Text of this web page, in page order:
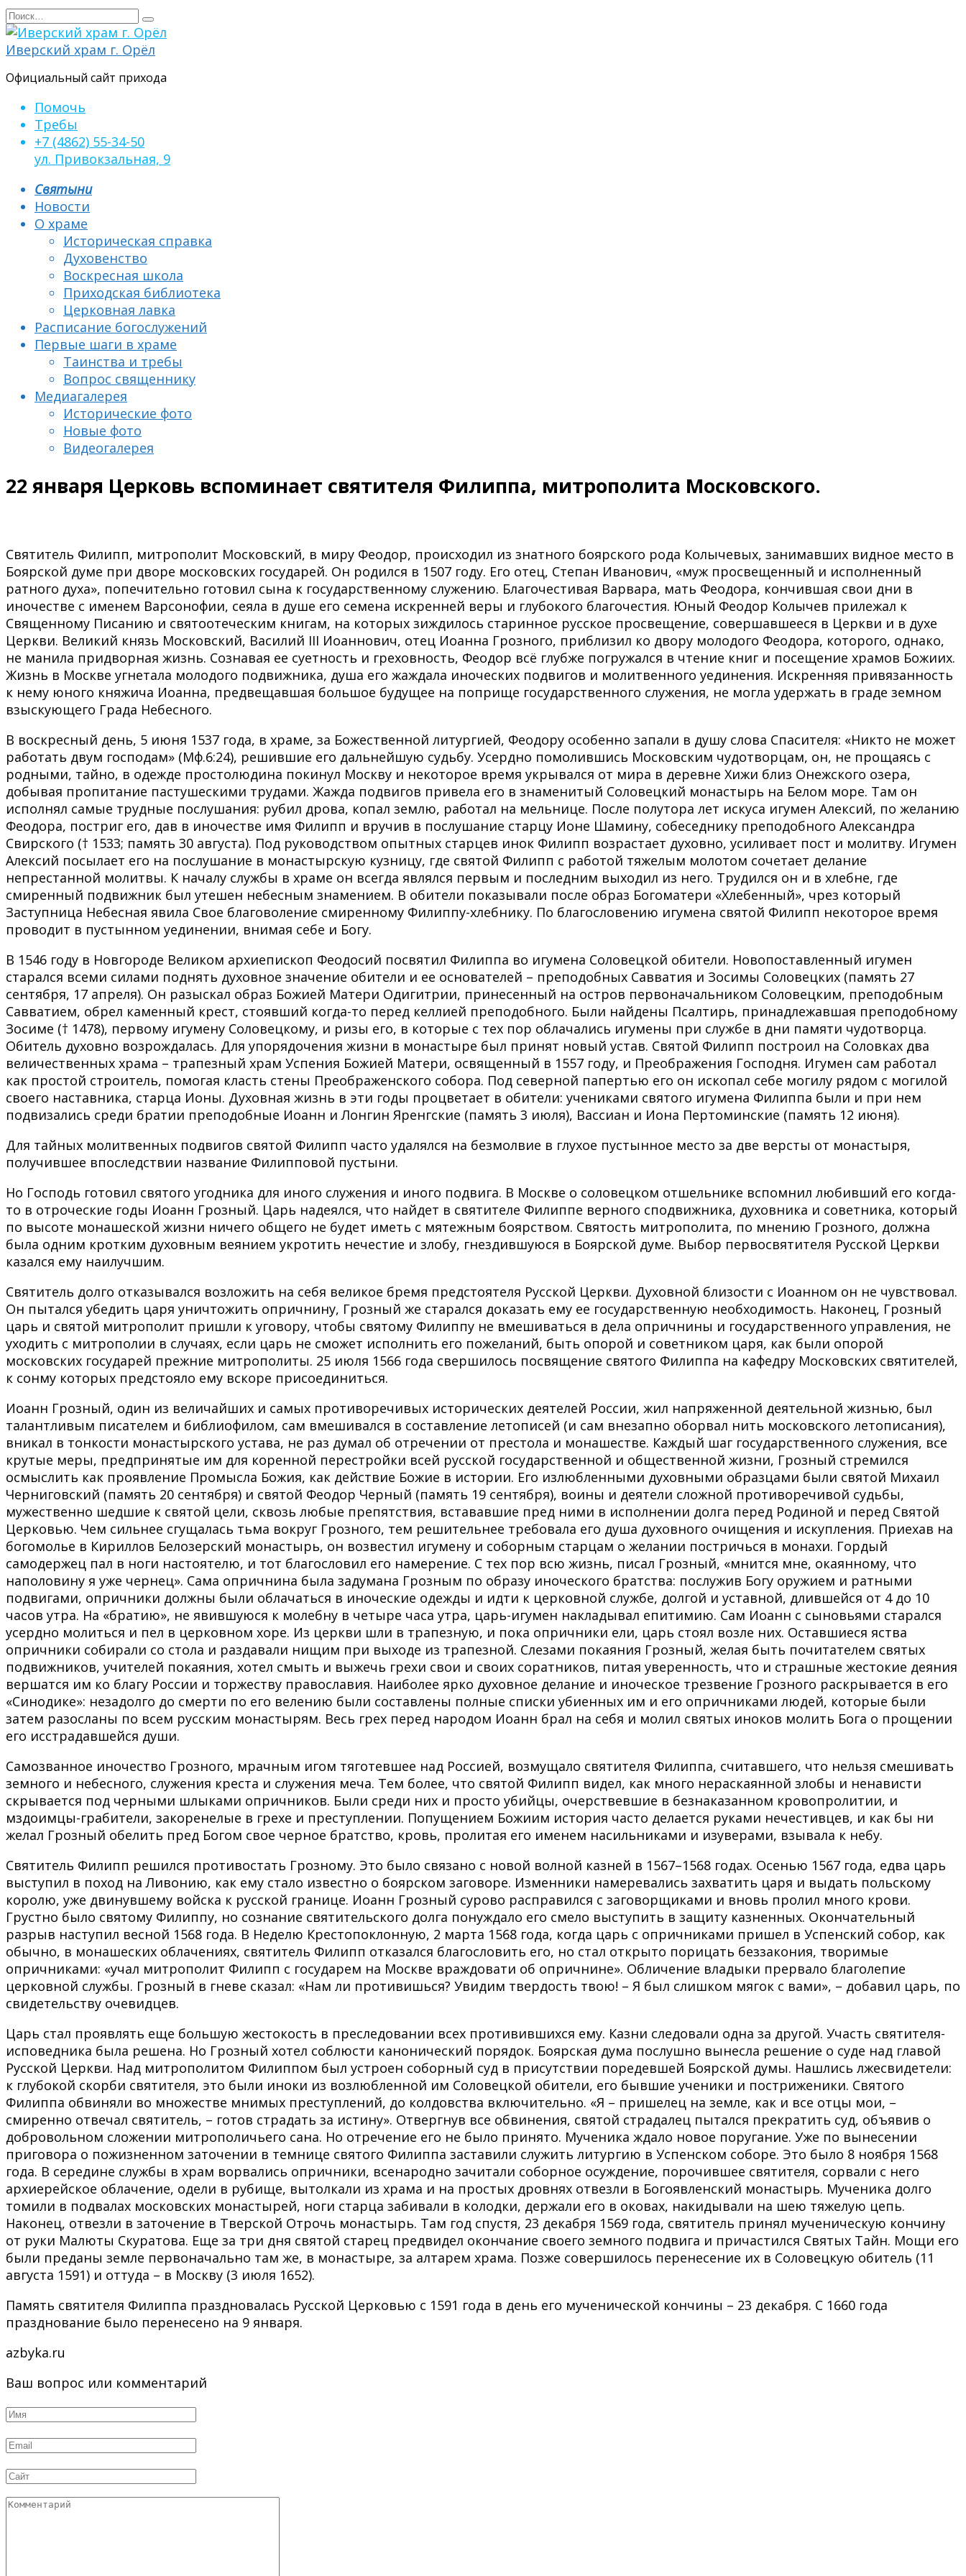
Перейти
к
содержанию
Search
for:
Иверский храм г. Орёл
Официальный сайт прихода
Помочь
Требы
+7 (4862) 55-34-50
ул. Привокзальная, 9
Святыни
Новости
О храме
Историческая справка
Духовенство
Воскресная школа
Приходская библиотека
Церковная лавка
Расписание богослужений
Первые шаги в храме
Таинства и требы
Вопрос священнику
Медиагалерея
Исторические фото
Новые фото
Видеогалерея
22 января Церковь вспоминает святителя Филиппа, митрополита Московского.
Святитель Филипп, митрополит Московский, в миру Феодор, происходил из знатного боярского рода Колычевых, занимавших видное место в
Боярской думе при дворе московских государей. Он родился в 1507 году. Его отец, Степан Иванович, «муж просвещенный и исполненный
ратного духа», попечительно готовил сына к государственному служению. Благочестивая Варвара, мать Феодора, кончившая свои дни в
иночестве с именем Варсонофии, сеяла в душе его семена искренней веры и глубокого благочестия. Юный Феодор Колычев прилежал к
Священному Писанию и святоотеческим книгам, на которых зиждилось старинное русское просвещение, совершавшееся в Церкви и в духе
Церкви. Великий князь Московский, Василий III Иоаннович, отец Иоанна Грозного, приблизил ко двору молодого Феодора, которого, однако,
не манила придворная жизнь. Сознавая ее суетность и греховность, Феодор всё глубже погружался в чтение книг и посещение храмов Божиих.
Жизнь в Москве угнетала молодого подвижника, душа его жаждала иноческих подвигов и молитвенного уединения. Искренняя привязанность
к нему юного княжича Иоанна, предвещавшая большое будущее на поприще государственного служения, не могла удержать в граде земном
взыскующего Града Небесного.
В воскресный день, 5 июня 1537 года, в храме, за Божественной литургией, Феодору особенно запали в душу слова Спасителя: «Никто не может
работать двум господам» (Мф.6:24), решившие его дальнейшую судьбу. Усердно помолившись Московским чудотворцам, он, не прощаясь с
родными, тайно, в одежде простолюдина покинул Москву и некоторое время укрывался от мира в деревне Хижи близ Онежского озера,
добывая пропитание пастушескими трудами. Жажда подвигов привела его в знаменитый Соловецкий монастырь на Белом море. Там он
исполнял самые трудные послушания: рубил дрова, копал землю, работал на мельнице. После полутора лет искуса игумен Алексий, по желанию
Феодора, постриг его, дав в иночестве имя Филипп и вручив в послушание старцу Ионе Шамину, собеседнику преподобного Александра
Свирского († 1533; память 30 августа). Под руководством опытных старцев инок Филипп возрастает духовно, усиливает пост и молитву. Игумен
Алексий посылает его на послушание в монастырскую кузницу, где святой Филипп с работой тяжелым молотом сочетает делание
непрестанной молитвы. К началу службы в храме он всегда являлся первым и последним выходил из него. Трудился он и в хлебне, где
смиренный подвижник был утешен небесным знамением. В обители показывали после образ Богоматери «Хлебенный», чрез который
Заступница Небесная явила Свое благоволение смиренному Филиппу-хлебнику. По благословению игумена святой Филипп некоторое время
проводит в пустынном уединении, внимая себе и Богу.
В 1546 году в Новгороде Великом архиепископ Феодосий посвятил Филиппа во игумена Соловецкой обители. Новопоставленный игумен
старался всеми силами поднять духовное значение обители и ее основателей – преподобных Савватия и Зосимы Соловецких (память 27
сентября, 17 апреля). Он разыскал образ Божией Матери Одигитрии, принесенный на остров первоначальником Соловецким, преподобным
Савватием, обрел каменный крест, стоявший когда-то перед келлией преподобного. Были найдены Псалтирь, принадлежавшая преподобному
Зосиме († 1478), первому игумену Соловецкому, и ризы его, в которые с тех пор облачались игумены при службе в дни памяти чудотворца.
Обитель духовно возрождалась. Для упорядочения жизни в монастыре был принят новый устав. Святой Филипп построил на Соловках два
величественных храма – трапезный храм Успения Божией Матери, освященный в 1557 году, и Преображения Господня. Игумен сам работал
как простой строитель, помогая класть стены Преображенского собора. Под северной папертью его он ископал себе могилу рядом с могилой
своего наставника, старца Ионы. Духовная жизнь в эти годы процветает в обители: учениками святого игумена Филиппа были и при нем
подвизались среди братии преподобные Иоанн и Лонгин Яренгские (память 3 июля), Вассиан и Иона Пертоминские (память 12 июня).
Для тайных молитвенных подвигов святой Филипп часто удалялся на безмолвие в глухое пустынное место за две версты от монастыря,
получившее впоследствии название Филипповой пустыни.
Но Господь готовил святого угодника для иного служения и иного подвига. В Москве о соловецком отшельнике вспомнил любивший его когда-
то в отроческие годы Иоанн Грозный. Царь надеялся, что найдет в святителе Филиппе верного сподвижника, духовника и советника, который
по высоте монашеской жизни ничего общего не будет иметь с мятежным боярством. Святость митрополита, по мнению Грозного, должна
была одним кротким духовным веянием укротить нечестие и злобу, гнездившуюся в Боярской думе. Выбор первосвятителя Русской Церкви
казался ему наилучшим.
Святитель долго отказывался возложить на себя великое бремя предстоятеля Русской Церкви. Духовной близости с Иоанном он не чувствовал.
Он пытался убедить царя уничтожить опричнину, Грозный же старался доказать ему ее государственную необходимость. Наконец, Грозный
царь и святой митрополит пришли к уговору, чтобы святому Филиппу не вмешиваться в дела опричнины и государственного управления, не
уходить с митрополии в случаях, если царь не сможет исполнить его пожеланий, быть опорой и советником царя, как были опорой
московских государей прежние митрополиты. 25 июля 1566 года свершилось посвящение святого Филиппа на кафедру Московских святителей,
к сонму которых предстояло ему вскоре присоединиться.
Иоанн Грозный, один из величайших и самых противоречивых исторических деятелей России, жил напряженной деятельной жизнью, был
талантливым писателем и библиофилом, сам вмешивался в составление летописей (и сам внезапно оборвал нить московского летописания),
вникал в тонкости монастырского устава, не раз думал об отречении от престола и монашестве. Каждый шаг государственного служения, все
крутые меры, предпринятые им для коренной перестройки всей русской государственной и общественной жизни, Грозный стремился
осмыслить как проявление Промысла Божия, как действие Божие в истории. Его излюбленными духовными образцами были святой Михаил
Черниговский (память 20 сентября) и святой Феодор Черный (память 19 сентября), воины и деятели сложной противоречивой судьбы,
мужественно шедшие к святой цели, сквозь любые препятствия, встававшие пред ними в исполнении долга перед Родиной и перед Святой
Церковью. Чем сильнее сгущалась тьма вокруг Грозного, тем решительнее требовала его душа духовного очищения и искупления. Приехав на
богомолье в Кириллов Белозерский монастырь, он возвестил игумену и соборным старцам о желании постричься в монахи. Гордый
самодержец пал в ноги настоятелю, и тот благословил его намерение. С тех пор всю жизнь, писал Грозный, «мнится мне, окаянному, что
наполовину я уже чернец». Сама опричнина была задумана Грозным по образу иноческого братства: послужив Богу оружием и ратными
подвигами, опричники должны были облачаться в иноческие одежды и идти к церковной службе, долгой и уставной, длившейся от 4 до 10
часов утра. На «братию», не явившуюся к молебну в четыре часа утра, царь-игумен накладывал епитимию. Сам Иоанн с сыновьями старался
усердно молиться и пел в церковном хоре. Из церкви шли в трапезную, и пока опричники ели, царь стоял возле них. Оставшиеся яства
опричники собирали со стола и раздавали нищим при выходе из трапезной. Слезами покаяния Грозный, желая быть почитателем святых
подвижников, учителей покаяния, хотел смыть и выжечь грехи свои и своих соратников, питая уверенность, что и страшные жестокие деяния
вершатся им ко благу России и торжеству православия. Наиболее ярко духовное делание и иноческое трезвение Грозного раскрывается в его
«Синодике»: незадолго до смерти по его велению были составлены полные списки убиенных им и его опричниками людей, которые были
затем разосланы по всем русским монастырям. Весь грех перед народом Иоанн брал на себя и молил святых иноков молить Бога о прощении
его исстрадавшейся души.
Самозванное иночество Грозного, мрачным игом тяготевшее над Россией, возмущало святителя Филиппа, считавшего, что нельзя смешивать
земного и небесного, служения креста и служения меча. Тем более, что святой Филипп видел, как много нераскаянной злобы и ненависти
скрывается под черными шлыками опричников. Были среди них и просто убийцы, очерствевшие в безнаказанном кровопролитии, и
мздоимцы-грабители, закоренелые в грехе и преступлении. Попущением Божиим история часто делается руками нечестивцев, и как бы ни
желал Грозный обелить пред Богом свое черное братство, кровь, пролитая его именем насильниками и изуверами, взывала к небу.
Святитель Филипп решился противостать Грозному. Это было связано с новой волной казней в 1567–1568 годах. Осенью 1567 года, едва царь
выступил в поход на Ливонию, как ему стало известно о боярском заговоре. Изменники намеревались захватить царя и выдать польскому
королю, уже двинувшему войска к русской границе. Иоанн Грозный сурово расправился с заговорщиками и вновь пролил много крови.
Грустно было святому Филиппу, но сознание святительского долга понуждало его смело выступить в защиту казненных. Окончательный
разрыв наступил весной 1568 года. В Неделю Крестопоклонную, 2 марта 1568 года, когда царь с опричниками пришел в Успенский собор, как
обычно, в монашеских облачениях, святитель Филипп отказался благословить его, но стал открыто порицать беззакония, творимые
опричниками: «учал митрополит Филипп с государем на Москве враждовати об опричнине». Обличение владыки прервало благолепие
церковной службы. Грозный в гневе сказал: «Нам ли противишься? Увидим твердость твою! – Я был слишком мягок с вами», – добавил царь, по
свидетельству очевидцев.
Царь стал проявлять еще большую жестокость в преследовании всех противившихся ему. Казни следовали одна за другой. Участь святителя-
исповедника была решена. Но Грозный хотел соблюсти канонический порядок. Боярская дума послушно вынесла решение о суде над главой
Русской Церкви. Над митрополитом Филиппом был устроен соборный суд в присутствии поредевшей Боярской думы. Нашлись лжесвидетели:
к глубокой скорби святителя, это были иноки из возлюбленной им Соловецкой обители, его бывшие ученики и постриженики. Святого
Филиппа обвиняли во множестве мнимых преступлений, до колдовства включительно. «Я – пришелец на земле, как и все отцы мои, –
смиренно отвечал святитель, – готов страдать за истину». Отвергнув все обвинения, святой страдалец пытался прекратить суд, объявив о
добровольном сложении митрополичьего сана. Но отречение его не было принято. Мученика ждало новое поругание. Уже по вынесении
приговора о пожизненном заточении в темнице святого Филиппа заставили служить литургию в Успенском соборе. Это было 8 ноября 1568
года. В середине службы в храм ворвались опричники, всенародно зачитали соборное осуждение, порочившее святителя, сорвали с него
архиерейское облачение, одели в рубище, вытолкали из храма и на простых дровнях отвезли в Богоявленский монастырь. Мученика долго
томили в подвалах московских монастырей, ноги старца забивали в колодки, держали его в оковах, накидывали на шею тяжелую цепь.
Наконец, отвезли в заточение в Тверской Отрочь монастырь. Там год спустя, 23 декабря 1569 года, святитель принял мученическую кончину
от руки Малюты Скуратова. Еще за три дня святой старец предвидел окончание своего земного подвига и причастился Святых Тайн. Мощи его
были преданы земле первоначально там же, в монастыре, за алтарем храма. Позже совершилось перенесение их в Соловецкую обитель (11
августа 1591) и оттуда – в Москву (3 июля 1652).
Память святителя Филиппа праздновалась Русской Церковью с 1591 года в день его мученической кончины – 23 декабря. С 1660 года
празднование было перенесено на 9 января.
azbyka.ru
Ваш вопрос или комментарий
Имя
Email
Сайт
Комментарий